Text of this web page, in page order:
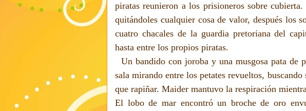
piratas reunieron a los prisioneros sobre
quitándoles cualquier cosa de valor, después los
cuatro chacales de la guardia pretoriana del
hasta entre los propios piratas.
Un bandido con joroba y una musgosa pata de
sala mirando entre los petates revueltos,
que rapiñar. Maider mantuvo la respiración
El lobo de mar encontró un broche de oro